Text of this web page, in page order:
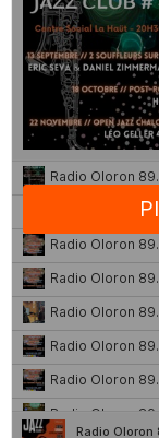
CONTACT
ADHÉRER OU
Archives
juillet 2026
octobre 2025
septembre 2025